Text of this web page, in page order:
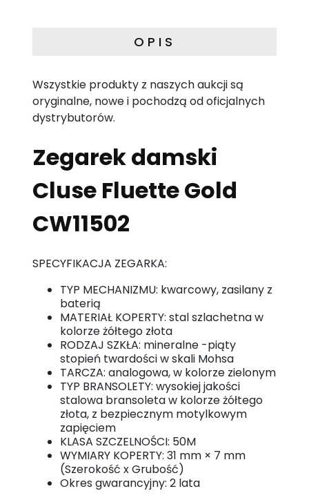
OPIS
Wszystkie produkty z naszych aukcji są
oryginalne, nowe i pochodzą od oficjalnych
dystrybutorów.
Zegarek damski
Cluse Fluette Gold
CW11502
SPECYFIKACJA ZEGARKA:
TYP MECHANIZMU: kwarcowy, zasilany z
baterią
MATERIAŁ KOPERTY: stal szlachetna w
kolorze żółtego złota
RODZAJ SZKŁA: mineralne -piąty
stopień twardości w skali Mohsa
TARCZA: analogowa, w kolorze zielonym
TYP BRANSOLETY: wysokiej jakości
stalowa bransoleta w kolorze żółtego
złota, z bezpiecznym motylkowym
zapięciem
KLASA SZCZELNOŚCI: 50M
WYMIARY KOPERTY: 31 mm × 7 mm
(Szerokość x Grubość)
Okres gwarancyjny: 2 lata